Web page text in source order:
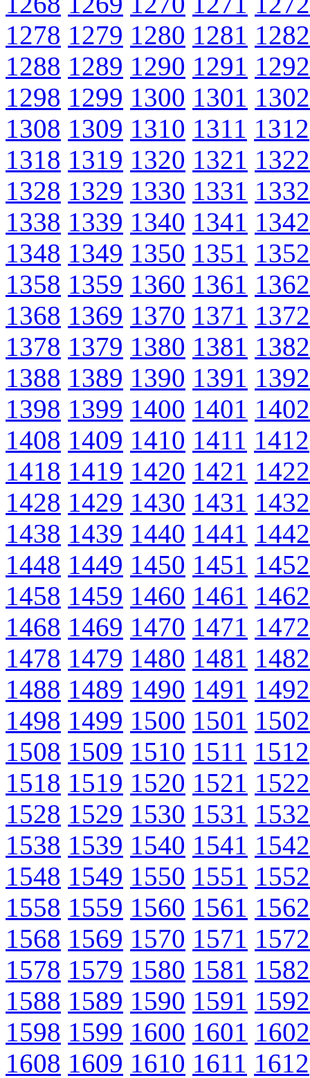
1278 1279 1280 1281 1282
1288 1289 1290 1291 1292
1298 1299 1300 1301 1302
1308 1309 1310 1311 1312
1318 1319 1320 1321 1322
1328 1329 1330 1331 1332
1338 1339 1340 1341 1342
1348 1349 1350 1351 1352
1358 1359 1360 1361 1362
1368 1369 1370 1371 1372
1378 1379 1380 1381 1382
1388 1389 1390 1391 1392
1398 1399 1400 1401 1402
1408 1409 1410 1411 1412
1418 1419 1420 1421 1422
1428 1429 1430 1431 1432
1438 1439 1440 1441 1442
1448 1449 1450 1451 1452
1458 1459 1460 1461 1462
1468 1469 1470 1471 1472
1478 1479 1480 1481 1482
1488 1489 1490 1491 1492
1498 1499 1500 1501 1502
1508 1509 1510 1511 1512
1518 1519 1520 1521 1522
1528 1529 1530 1531 1532
1538 1539 1540 1541 1542
1548 1549 1550 1551 1552
1558 1559 1560 1561 1562
1568 1569 1570 1571 1572
1578 1579 1580 1581 1582
1588 1589 1590 1591 1592
1598 1599 1600 1601 1602
1608 1609 1610 1611 1612